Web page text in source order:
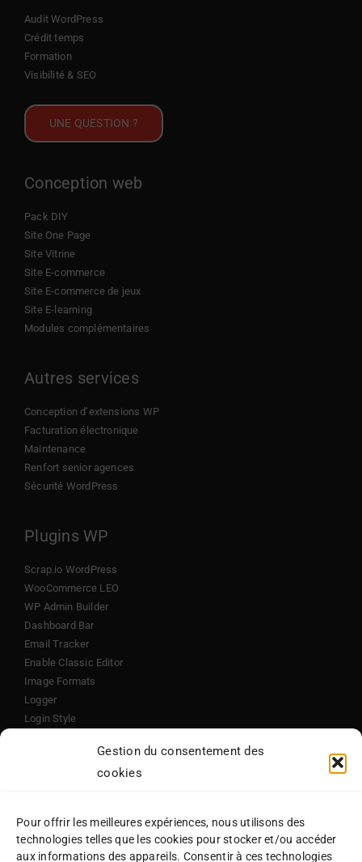
Gestion du consentement des
cookies
Pour offrir les meilleures expériences, nous utilisons des
technologies telles que les cookies pour stocker et/ou accéder
aux informations des appareils. Consentir à ces technologies
Audit WordPress
Crédit temps
Formation
Visibilité & SEO
UNE QUESTION ?
Conception web
Pack DIY
Site One Page
Site Vitrine
Site E-commerce
Site E-commerce de jeux
Site E-learning
Modules complémentaires
Autres services
Conception d’extensions WP
Facturation électronique
Maintenance
Renfort senior agences
Sécurité WordPress
Plugins WP
Scrap.io WordPress
WooCommerce LEO
WP Admin Builder
Dashboard Bar
Email Tracker
Enable Classic Editor
Image Formats
Logger
Login Style
Conversion de relevés bancaires
Estimez votre projet en ligne
Incrustation image dans PDF